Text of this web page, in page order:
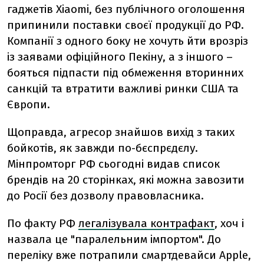
гаджетів Xiaomi, без публічного оголошення
припинили поставки своєї продукції до РФ.
Компанії з одного боку не хочуть йти врозріз
із заявами офіційного Пекіну, а з іншого –
бояться підпасти під обмеження вторинних
санкцій та втратити важливі ринки США та
Європи.
Щоправда, агресор знайшов вихід з таких
бойкотів, як завжди по-бєспрєдєлу.
Мінпромторг РФ сьогодні видав список
брендів на 20 сторінках, які можна завозити
до Росії без дозволу правовласника.
По факту РФ легалізувала контрафакт, хоч і
назвала це "паралельним імпортом". До
переліку вже потрапили смартдевайси Apple,